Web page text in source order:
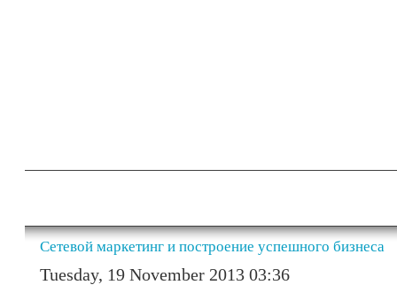
Сетевой маркетинг и построение успешного бизнеса
Tuesday, 19 November 2013 03:36